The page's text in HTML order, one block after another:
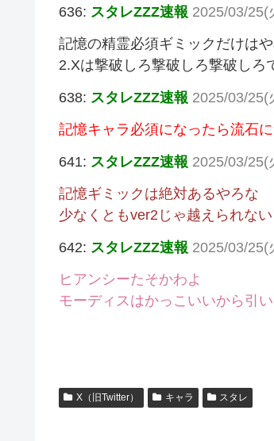
636: スタレZZZ速報 2025/03/25(
記憶の精霊必須ギミックだけは
2.Xは撃破しろ撃破しろ撃破しろ
638: スタレZZZ速報 2025/03/25(
記憶キャラ必須になったら流石
641: スタレZZZ速報 2025/03/25(
記憶ギミックは絶対あるやろな
少なくともver2じゃ越えられな
642: スタレZZZ速報 2025/03/25(
ヒアンシーたそかわよ
モーディスはかっこいいから引
X（旧Twitter） キャラ スタレ